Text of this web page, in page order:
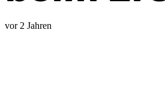
vor 2 Jahren